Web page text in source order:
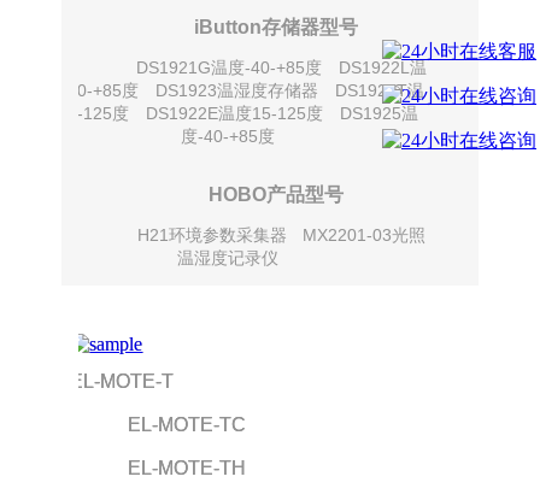
iButton存储器型号
DS1921G温度-40-+85度
DS1922L温
度-40-+85度
DS1923温湿度存储器
DS1922T温
度0-125度
DS1922E温度15-125度
DS1925温
度-40-+85度
HOBO产品型号
H21环境参数采集器
MX2201-03光照
温湿度记录仪
EL-MOTE-T
            EL-MOTE-TC
            EL-MOTE-TH